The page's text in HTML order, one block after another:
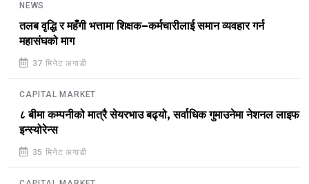
NEWS
तलब वृद्धि र महँगी भत्तामा शिक्षक–कर्मचारीलाई समान व्यवहार गर्न
महासंघको माग
37 मिनेट अगाडी
CAPITAL MARKET
८ बीमा कम्पनीको मात्रै सेयरभाउ बढ्यो, सर्वाधिक गुमाउनेमा नेशनल लाइफ
इन्स्योरेन्स
35 मिनेट अगाडी